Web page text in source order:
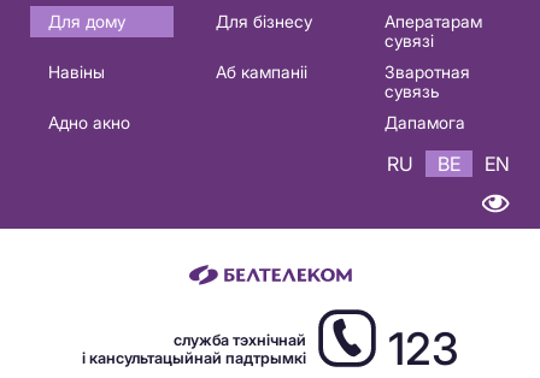
Основная
навигация
Для дому Для бізнесу
Аператарам
сувязі
Навіны
Аб кампаніі
Зваротная
сувязь
Адно акно
Дапамога
RU BE EN
служба тэхнічнай
і кансультацыйнай падтрымкі
123